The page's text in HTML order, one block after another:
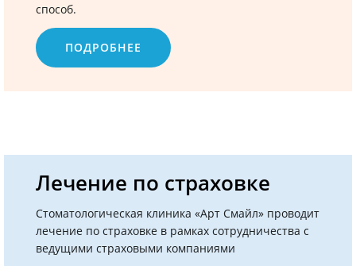
способ.
ПОДРОБНЕЕ
Лечение по страховке
Стоматологическая клиника «Арт Смайл» проводит
лечение по страховке в рамках сотрудничества с
ведущими страховыми компаниями